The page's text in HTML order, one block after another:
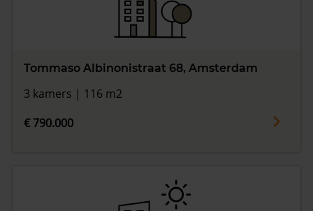
Tommaso Albinonistraat 68, Amsterdam
3 kamers | 116 m2
€ 790.000